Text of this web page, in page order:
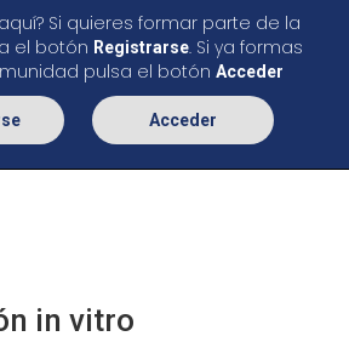
Si quieres formar parte de la
el botón Registrarse. Si ya formas
pulsa el botón Acceder
Acceder
in vitro